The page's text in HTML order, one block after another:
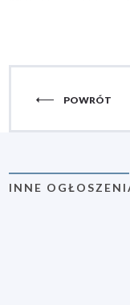
POWRÓT
INNE